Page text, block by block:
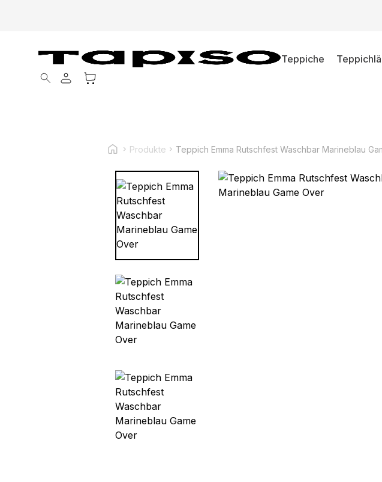
Teppiche
Products search
Produkte Teppich Emma Rutschfest Waschbar Marineblau